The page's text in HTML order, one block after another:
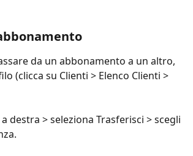
da un abbonamento a un altro,
(clicca su Clienti > Elenco Clienti >
destra > seleziona Trasferisci > scegli